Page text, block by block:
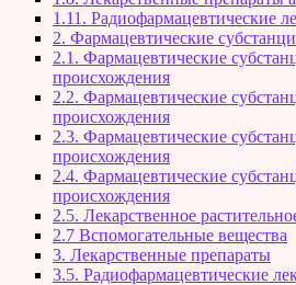
1.11. Радиофармацевтические
2. Фармацевтические
2.1. Фармацевтические
происхождения
2.2. Фармацевтические
происхождения
2.3. Фармацевтические
происхождения
2.4. Фармацевтические
происхождения
2.5. Лекарственное
2.7 Вспомогательные вещества
3. Лекарственные препараты
3.5. Радиофармацевтические